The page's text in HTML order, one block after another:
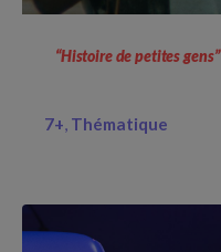
“Histoire de petites gens”
7+ Thématique